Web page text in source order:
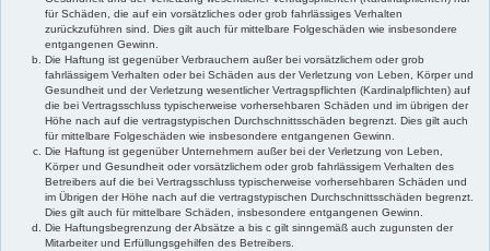
für Schäden, die auf ein vorsätzliches oder grob fahrlässiges Verhalten
zurückzuführen sind. Dies gilt auch für mittelbare Folgeschäden wie insbesondere
entgangenen Gewinn.
Die Haftung ist gegenüber Verbrauchern außer bei vorsätzlichem oder grob
fahrlässigem Verhalten oder bei Schäden aus der Verletzung von Leben, Körper und
Gesundheit und der Verletzung wesentlicher Vertragspflichten (Kardinalpflichten) auf
die bei Vertragsschluss typischerweise vorhersehbaren Schäden und im übrigen der
Höhe nach auf die vertragstypischen Durchschnittsschäden begrenzt. Dies gilt auch
für mittelbare Folgeschäden wie insbesondere entgangenen Gewinn.
Die Haftung ist gegenüber Unternehmern außer bei der Verletzung von Leben,
Körper und Gesundheit oder vorsätzlichem oder grob fahrlässigem Verhalten des
Betreibers auf die bei Vertragsschluss typischerweise vorhersehbaren Schäden und
im Übrigen der Höhe nach auf die vertragstypischen Durchschnittsschäden begrenzt.
Dies gilt auch für mittelbare Schäden, insbesondere entgangenen Gewinn.
Die Haftungsbegrenzung der Absätze a bis c gilt sinngemäß auch zugunsten der
Mitarbeiter und Erfüllungsgehilfen des Betreibers.